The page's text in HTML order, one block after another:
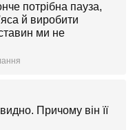
потрібна пауза,
й виробити
ми не
Причому він її